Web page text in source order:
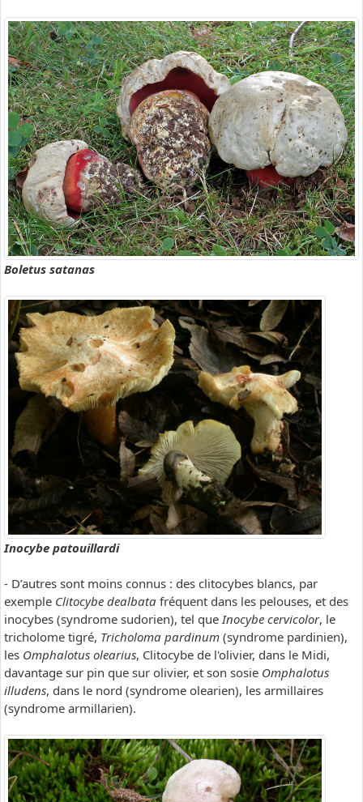
Boletus satanas
Inocybe patouillardi
- D’autres sont moins connus : des clitocybes blancs, par
exemple Clitocybe dealbata fréquent dans les pelouses, et des
inocybes (syndrome sudorien), tel queInocybe cervicolor, le
tricholome tigré, Tricholoma pardinum (syndrome pardinien),
les Omphalotus olearius, Clitocybe de l'olivier, dans le Midi,
davantage sur pin que sur olivier, et son sosie Omphalotus
illudens, dans le nord (syndrome olearien), les armillaires
(syndrome armillarien).